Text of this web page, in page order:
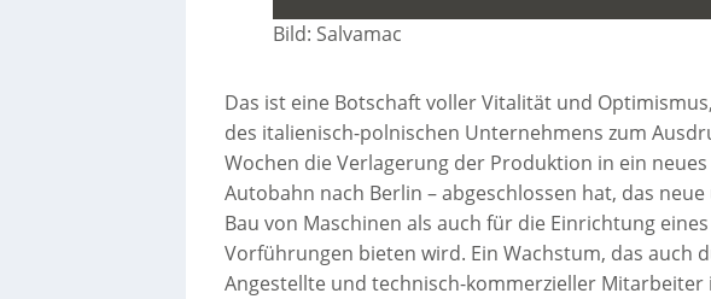
Bild: Salvamac
Das ist eine Botschaft voller Vitalität und
des italienisch-polnischen Unternehmens zum
Wochen die Verlagerung der Produktion in ein
Autobahn nach Berlin – abgeschlossen hat, das
Bau von Maschinen als auch für die Einrichtung
Vorführungen bieten wird. Ein Wachstum, das auch
Angestellte und technisch-kommerzieller